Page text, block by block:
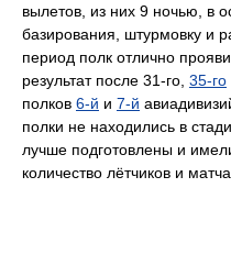
вылетов, из них 9 ночью, в
базирования, штурмовку и
период полк отлично
результат после 31-го, 35-го
полков 6-й и 7-й
полки не находились в
лучше подготовлены и
количество лётчиков и